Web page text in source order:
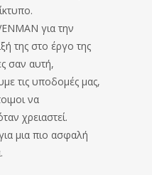
για την
της στο έργο της
σαν αυτή,
τις υποδομές μας,
να
χρειαστεί.
μια πιο ασφαλή